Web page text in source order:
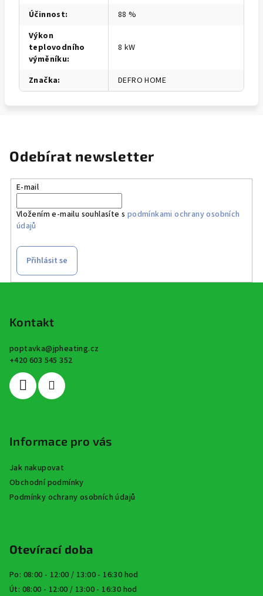
Účinnost:
88 %
Výkon
teplovodního
výměníku:
8 kW
Značka: DEFRO HOME
Odebírat newsletter
E-mail
Vložením e-mailu souhlasíte s podmínkami ochrany osobních
údajů
Přihlásit se
Kontakt
poptavka@jpheating.cz
+420 603 545 352
Informace pro vás
Jak nakupovat
Obchodní podmínky
Podmínky ochrany osobních údajů
Otevírací doba
Po: 08:00 - 12:00 / 13:00 - 16:30 hod
Út: 08:00 - 12:00 / 13:00 - 16:30 hod